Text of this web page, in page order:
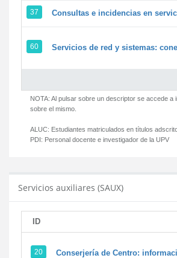
37 Consultas e incidencias en
60 Servicios de red y sistemas:
NOTA: Al pulsar sobre un descriptor se accede a
sobre el mismo.
ALUC: Estudiantes matriculados en títulos
PDI: Personal docente e investigador de la UPV
Servicios auxiliares (SAUX)
ID
20 Conserjería de Centro: